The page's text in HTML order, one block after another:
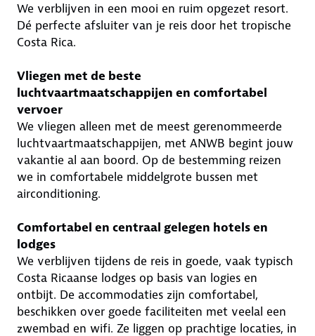
We verblijven in een mooi en ruim opgezet resort.
Dé perfecte afsluiter van je reis door het tropische
Costa Rica.
Vliegen met de beste
luchtvaartmaatschappijen en comfortabel
vervoer
We vliegen alleen met de meest gerenommeerde
luchtvaartmaatschappijen, met ANWB begint jouw
vakantie al aan boord. Op de bestemming reizen
we in comfortabele middelgrote bussen met
airconditioning.
Comfortabel en centraal gelegen hotels en
lodges
We verblijven tijdens de reis in goede, vaak typisch
Costa Ricaanse lodges op basis van logies en
ontbijt. De accommodaties zijn comfortabel,
beschikken over goede faciliteiten met veelal een
zwembad en wifi. Ze liggen op prachtige locaties, in